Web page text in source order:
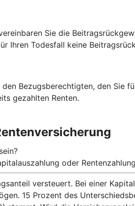
Sie die
Ihren Todesfall keine
Bezugsberechtigten, den Sie
gezahlten Renten.
oder
versteuert. Bei einer
15 Prozent des